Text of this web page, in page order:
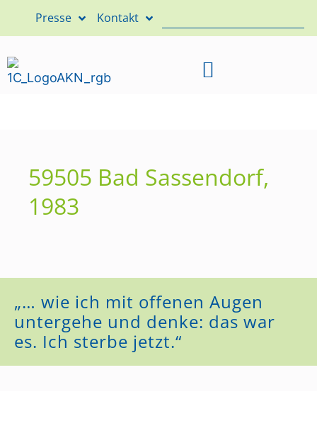
Presse Kontakt
59505 Bad Sassendorf,
1983
„… wie ich mit offenen Augen
untergehe und denke: das war
es. Ich sterbe jetzt.“